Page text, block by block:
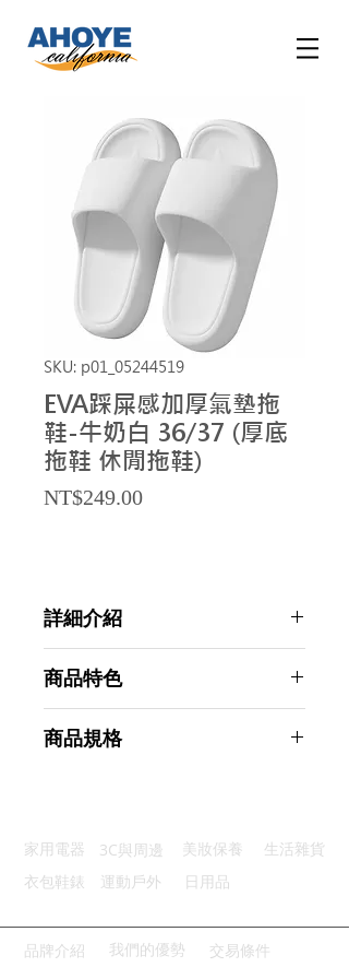
SKU: p01_05244519
EVA踩屎感加厚氣墊拖
鞋-牛奶白 36/37 (厚底
拖鞋 休閒拖鞋)
NT$249.00Price
詳細介紹
商品特色
柔軟回彈：柔韌不變形行走無負擔
商品規格
主要材質：EVA
商品尺寸：27*11*8cm
產地名稱：中國大陸
代理商：亞桓有限公司
家用電器 3C與周邊 美妝保養
生活雜貨
衣包鞋錶
運動戶外 日用品
品牌介紹 我們的優勢 交易條件